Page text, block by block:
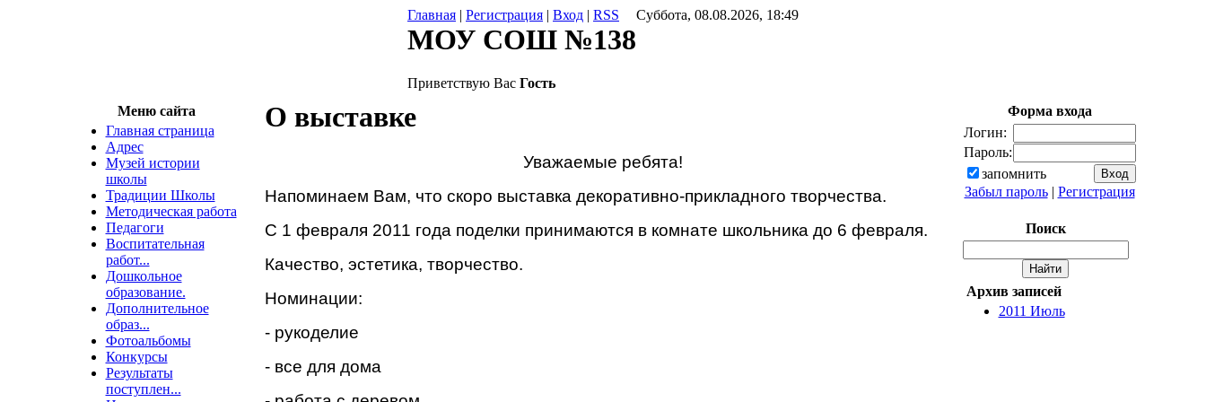
Главная | Регистрация | Вход | RSS Суббота, 08.08.2026, 18:49
МОУ СОШ №138
Приветствую Вас Гость
Меню сайта
Главная страница
Адрес
Музей истории
школы
Традиции Школы
Методическая работа
Педагоги
Воспитательная
работ...
Дошкольное
образование.
Дополнительное
образ...
Фотоальбомы
Конкурсы
Результаты
поступлен...
О выставке
Уважаемые ребята!
Напоминаем Вам, что скоро выставка декоративно-прикладного творчества.
С 1 февраля 2011 года поделки принимаются в комнате школьника до 6 февраля.
Качество, эстетика, творчество.
Номинации:
- рукоделие
- все для дома
Форма входа
Логин:
Пароль:
запомнить
Забыл пароль| Регистрация
Поиск
Архив записей
2011 Июль